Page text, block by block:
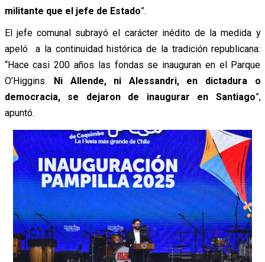
militante que el jefe de Estado”.
El jefe comunal subrayó el carácter inédito de la medida y
apeló a la continuidad histórica de la tradición republicana:
“Hace casi 200 años las fondas se inauguran en el Parque
O’Higgins. Ni Allende, ni Alessandri, en dictadura o
democracia, se dejaron de inaugurar en Santiago”,
apuntó.